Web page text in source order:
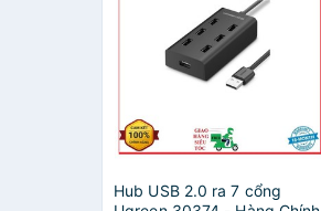
Hub USB 2.0 ra 7 cổng